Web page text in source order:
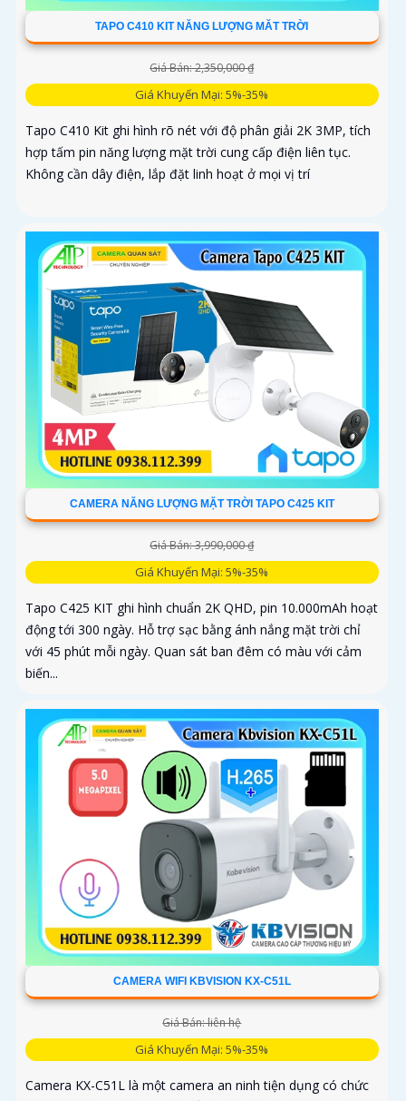
TAPO C410 KIT NĂNG LƯỢNG MĂT TRỜI
Giá Bán: 2,350,000 ₫
Giá Khuyến Mại: 5%-35%
Tapo C410 Kit ghi hình rõ nét với độ phân giải 2K 3MP, tích
hợp tấm pin năng lượng mặt trời cung cấp điện liên tục.
Không cần dây điện, lắp đặt linh hoạt ở mọi vị trí
CAMERA NĂNG LƯỢNG MẶT TRỜI TAPO C425 KIT
Giá Bán: 3,990,000 ₫
Giá Khuyến Mại: 5%-35%
Tapo C425 KIT ghi hình chuẩn 2K QHD, pin 10.000mAh hoạt
động tới 300 ngày. Hỗ trợ sạc bằng ánh nắng mặt trời chỉ
với 45 phút mỗi ngày. Quan sát ban đêm có màu với cảm
biến...
CAMERA WIFI KBVISION KX-C51L
Giá Bán: liên hệ
Giá Khuyến Mại: 5%-35%
Camera KX-C51L là một camera an ninh tiện dụng có chức